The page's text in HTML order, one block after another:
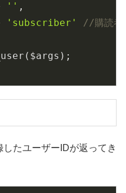
'' ,
'subscriber'
//購読者
たユーザーIDが返ってき